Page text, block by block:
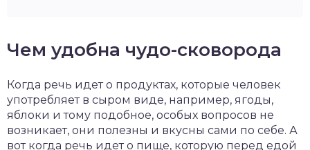
Чем удобна чудо-сковорода
Когда речь идет о продуктах, которые человек
употребляет в сыром виде, например, ягоды,
яблоки и тому подобное, особых вопросов не
возникает, они полезны и вкусны сами по себе. А
вот когда речь идет о пище, которую перед едой